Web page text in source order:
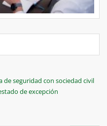
de seguridad con sociedad civil
de excepción